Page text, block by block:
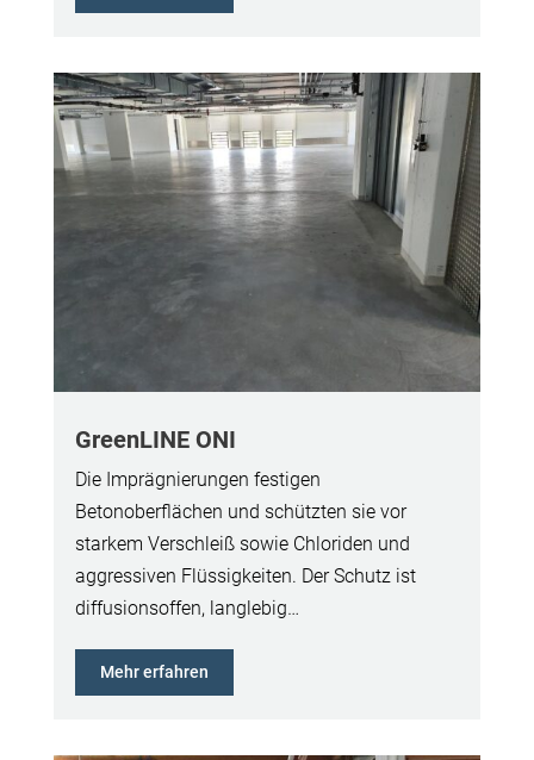
GreenLINE ONI
Die Imprägnierungen festigen
Betonoberflächen und schützten sie vor
starkem Verschleiß sowie Chloriden und
aggressiven Flüssigkeiten. Der Schutz ist
diffusionsoffen, langlebig…
Mehr erfahren